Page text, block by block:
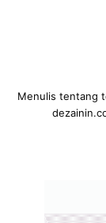
Menulis tentang